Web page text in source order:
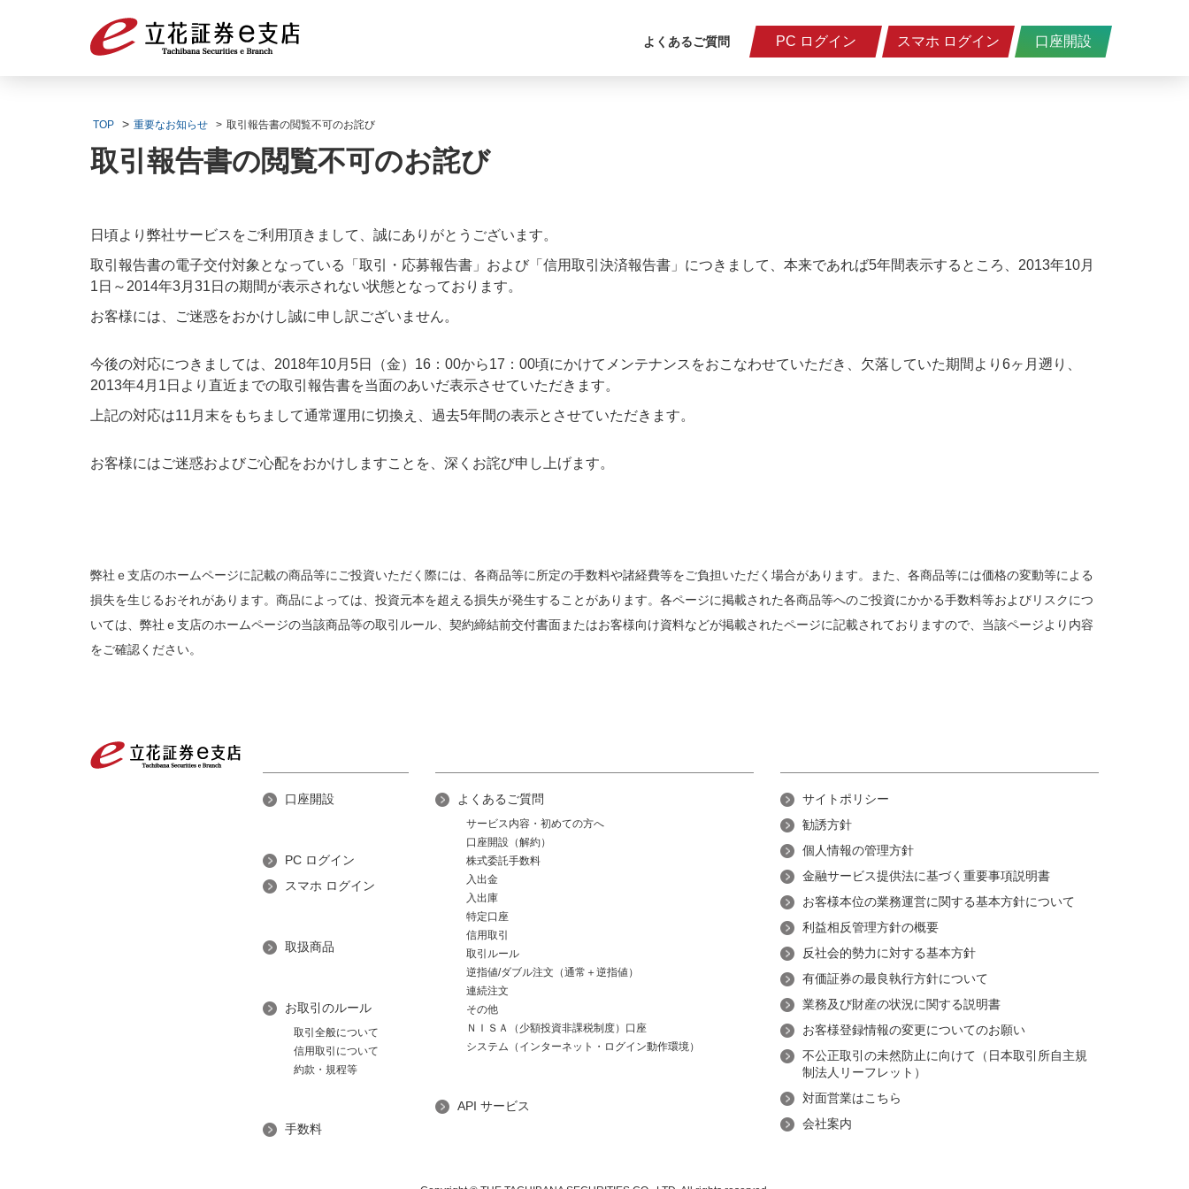
よくあるご質問 PC ログイン スマホ ログイン 口座開設
TOP 重要なお知らせ 取引報告書の閲覧不可のお詫び
取引報告書の閲覧不可のお詫び
日頃より弊社サービスをご利用頂きまして、誠にありがとうございます。
取引報告書の電子交付対象となっている「取引・応募報告書」および「信用取引決済報告書」につきまして、本来であれば5年間表示するところ、2013年10月
1日～2014年3月31日の期間が表示されない状態となっております。
お客様には、ご迷惑をおかけし誠に申し訳ございません。
今後の対応につきましては、2018年10月5日（金）16：00から17：00頃にかけてメンテナンスをおこなわせていただき、欠落していた期間より6ヶ月遡り、
2013年4月1日より直近までの取引報告書を当面のあいだ表示させていただきます。
上記の対応は11月末をもちまして通常運用に切換え、過去5年間の表示とさせていただきます。
お客様にはご迷惑およびご心配をおかけしますことを、深くお詫び申し上げます。
弊社ｅ支店のホームページに記載の商品等にご投資いただく際には、各商品等に所定の手数料や諸経費等をご負担いただく場合があります。また、各商品等には価格の変動等による
損失を生じるおそれがあります。商品によっては、投資元本を超える損失が発生することがあります。各ページに掲載された各商品等へのご投資にかかる手数料等およびリスクにつ
いては、弊社ｅ支店のホームページの当該商品等の取引ルール、契約締結前交付書面またはお客様向け資料などが掲載されたページに記載されておりますので、当該ページより内容
をご確認ください。
口座開設
PC ログイン
スマホ ログイン
取扱商品
お取引のルール
取引全般について
信用取引について
約款・規程等
手数料
よくあるご質問
サービス内容・初めての方へ
口座開設（解約）
株式委託手数料
入出金
入出庫
特定口座
信用取引
取引ルール
逆指値/ダブル注文（通常＋逆指値）
連続注文
その他
ＮＩＳＡ（少額投資非課税制度）口座
システム（インターネット・ログイン動作環境）
API サービス
サイトポリシー
勧誘方針
個人情報の管理方針
金融サービス提供法に基づく重要事項説明書
お客様本位の業務運営に関する基本方針について
利益相反管理方針の概要
反社会的勢力に対する基本方針
有価証券の最良執行方針について
業務及び財産の状況に関する説明書
お客様登録情報の変更についてのお願い
不公正取引の未然防止に向けて（日本取引所自主規
制法人リーフレット）
対面営業はこちら
会社案内